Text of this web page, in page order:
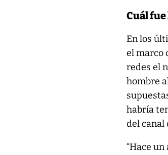
Cuál
En los
el marco
redes el
hombre
habría
del canal
“Hace